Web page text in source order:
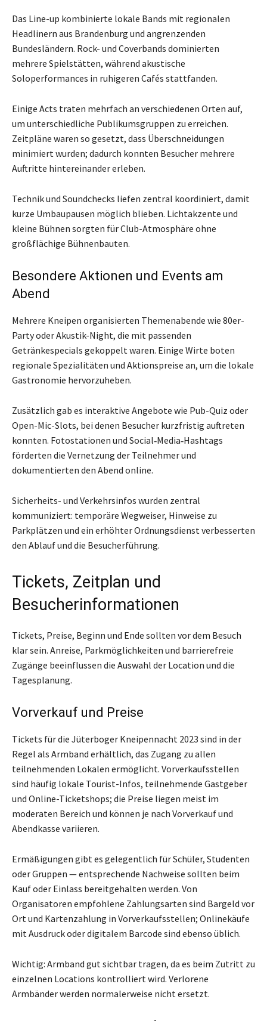
Das Line-up kombinierte lokale Bands mit regionalen
Headlinern aus Brandenburg und angrenzenden
Bundesländern. Rock- und Coverbands dominierten
mehrere Spielstätten, während akustische
Soloperformances in ruhigeren Cafés stattfanden.
Einige Acts traten mehrfach an verschiedenen Orten auf,
um unterschiedliche Publikumsgruppen zu erreichen.
Zeitpläne waren so gesetzt, dass Überschneidungen
minimiert wurden; dadurch konnten Besucher mehrere
Auftritte hintereinander erleben.
Technik und Soundchecks liefen zentral koordiniert, damit
kurze Umbaupausen möglich blieben. Lichtakzente und
kleine Bühnen sorgten für Club-Atmosphäre ohne
großflächige Bühnenbauten.
Besondere Aktionen und Events am
Abend
Mehrere Kneipen organisierten Themenabende wie 80er-
Party oder Akustik-Night, die mit passenden
Getränkespecials gekoppelt waren. Einige Wirte boten
regionale Spezialitäten und Aktionspreise an, um die lokale
Gastronomie hervorzuheben.
Zusätzlich gab es interaktive Angebote wie Pub-Quiz oder
Open-Mic-Slots, bei denen Besucher kurzfristig auftreten
konnten. Fotostationen und Social‑Media‑Hashtags
förderten die Vernetzung der Teilnehmer und
dokumentierten den Abend online.
Sicherheits- und Verkehrsinfos wurden zentral
kommuniziert: temporäre Wegweiser, Hinweise zu
Parkplätzen und ein erhöhter Ordnungsdienst verbesserten
den Ablauf und die Besucherführung.
Tickets, Zeitplan und
Besucherinformationen
Tickets, Preise, Beginn und Ende sollten vor dem Besuch
klar sein. Anreise, Parkmöglichkeiten und barrierefreie
Zugänge beeinflussen die Auswahl der Location und die
Tagesplanung.
Vorverkauf und Preise
Tickets für die Jüterboger Kneipennacht 2023 sind in der
Regel als Armband erhältlich, das Zugang zu allen
teilnehmenden Lokalen ermöglicht. Vorverkaufsstellen
sind häufig lokale Tourist-Infos, teilnehmende Gastgeber
und Online-Ticketshops; die Preise liegen meist im
moderaten Bereich und können je nach Vorverkauf und
Abendkasse variieren.
Ermäßigungen gibt es gelegentlich für Schüler, Studenten
oder Gruppen — entsprechende Nachweise sollten beim
Kauf oder Einlass bereitgehalten werden. Von
Organisatoren empfohlene Zahlungsarten sind Bargeld vor
Ort und Kartenzahlung in Vorverkaufsstellen; Onlinekäufe
mit Ausdruck oder digitalem Barcode sind ebenso üblich.
Wichtig: Armband gut sichtbar tragen, da es beim Zutritt zu
einzelnen Locations kontrolliert wird. Verlorene
Armbänder werden normalerweise nicht ersetzt.